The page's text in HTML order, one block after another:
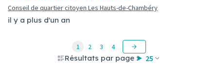
il y a plus d'un an
Conseil de quartier citoyen Les Hauts-de-Chambéry
Résultats par page : 25
1 2 3 4